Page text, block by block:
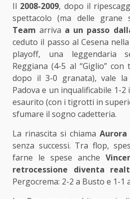
Il 2008-2009, dopo il
spettacolo (ma delle grane
Team arriva a un passo
ceduto il passo al Cesena
playoff, una leggendaria
Reggiana (4-5 al “Giglio”
dopo il 3-0 granata), vale
Padova e un inqualificabile 1-
esaurito (con i tigrotti in
sfumare il sogno cadetteria.
La rinascita si chiama Aurora
senza successi. Tra flop,
farne le spese anche
retrocessione diventa
Pergocrema: 2-2 a Busto e 1-1